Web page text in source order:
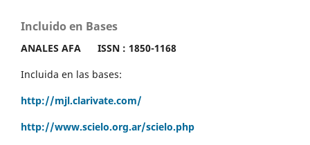
Incluido en Bases
ANALES AFA ISSN : 1850-1168
Incluida en las bases:
http://mjl.clarivate.com/
http://www.scielo.org.ar/scielo.php